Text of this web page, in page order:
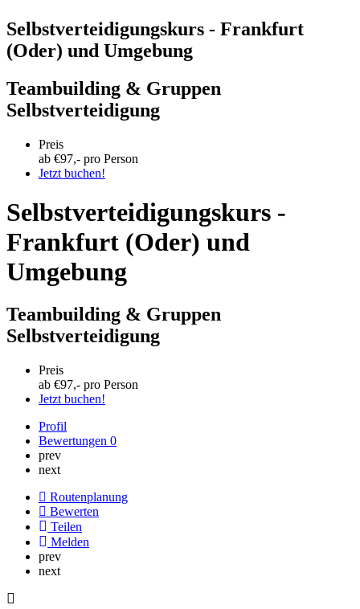
Selbstverteidigungskurs - Frankfurt
(Oder) und Umgebung
Teambuilding & Gruppen
Selbstverteidigung
Preis
ab €97,- pro Person
Jetzt buchen!
Selbstverteidigungskurs -
Frankfurt (Oder) und
Umgebung
Teambuilding & Gruppen
Selbstverteidigung
Preis
ab €97,- pro Person
Jetzt buchen!
Profil
Bewertungen 0
prev
next
Routenplanung
Bewerten
Teilen
Melden
prev
next